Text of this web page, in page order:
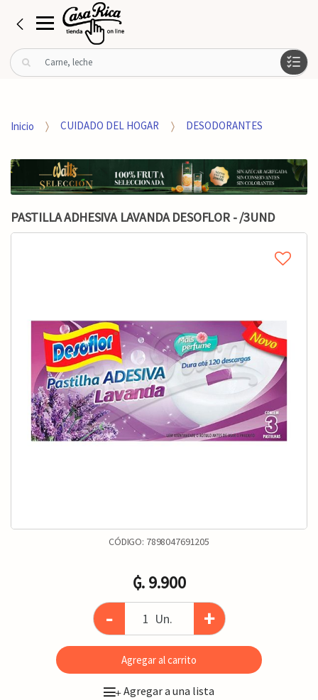
B
u
r
o
r
:
Inicio CUIDADO DEL HOGAR DESODORANTES
PASTILLA ADHESIVA LAVANDA DESOFLOR - /3UND
CÓDIGO: 7898047691205
₲. 9.900
- Un. +
Agregar al carrito
+Agregar a una lista